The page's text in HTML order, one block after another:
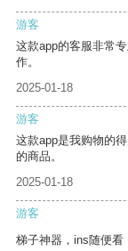
游客
这款app的客服非常
作。
2025-01-18
游客
这款app是我购物的
的商品。
2025-01-18
游客
梯子神器，ins随便看